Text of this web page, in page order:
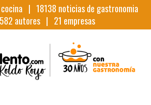
cocina | 18138 noticias de gastronomia
582 autores | 21 empresas